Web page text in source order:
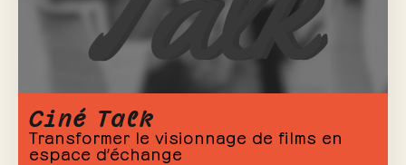
Ciné Talk
Transformer le visionnage de films en
espace d’échange